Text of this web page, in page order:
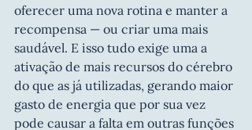
oferecer uma nova rotina e manter a
recompensa — ou criar uma mais
saudável. E isso tudo exige uma a
ativação de mais recursos do cérebro
do que as já utilizadas, gerando maior
gasto de energia que por sua vez
pode causar a falta em outras funções